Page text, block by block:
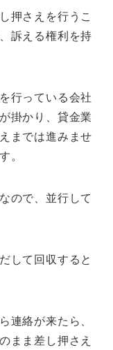
押さえを行うこ
訴える権利を持
行っている会社
掛かり、貸金業
までは進みませ
。
ので、並行して
して回収すると
連絡が来たら、
まま差し押さえ